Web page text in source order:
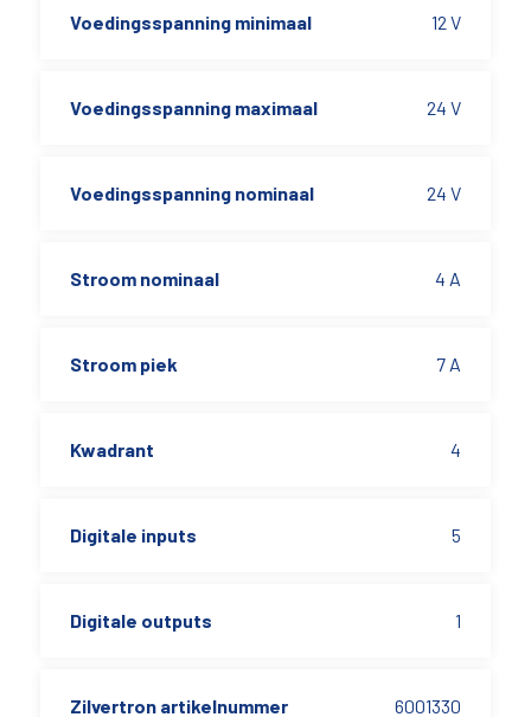
Voedingsspanning minimaal 12 V
Voedingsspanning maximaal 24 V
Voedingsspanning nominaal 24 V
Stroom nominaal 4 A
Stroom piek 7 A
Kwadrant 4
Digitale inputs 5
Digitale outputs 1
Zilvertron artikelnummer 6001330